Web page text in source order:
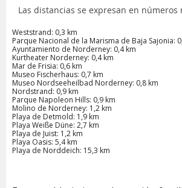
Las distancias se expresan en números
Weststrand: 0,3 km
Parque Nacional de la Marisma de Baja Sajonia:
Ayuntamiento de Norderney: 0,4 km
Kurtheater Norderney: 0,4 km
Mar de Frisia: 0,6 km
Museo Fischerhaus: 0,7 km
Museo Nordseeheilbad Norderney: 0,8 km
Nordstrand: 0,9 km
Parque Napoleon Hills: 0,9 km
Molino de Norderney: 1,2 km
Playa de Detmold: 1,9 km
Playa Weiße Düne: 2,7 km
Playa de Juist: 1,2 km
Playa Oasis: 5,4 km
Playa de Norddeich: 15,3 km